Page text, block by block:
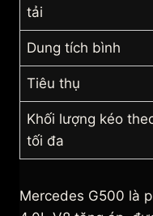
tải
Dung tích bình
Tiêu thụ
Khối lượng kéo
tối đa
Mercedes G500 là